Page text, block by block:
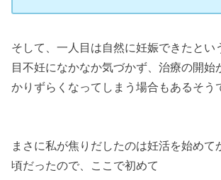
そして、一人目は自然に妊娠できたとい
目不妊になかなか気づかず、治療の開始
かりずらくなってしまう場合もあるそう
まさに私が焦りだしたのは妊活を始めて
頃だったので、ここで初めて